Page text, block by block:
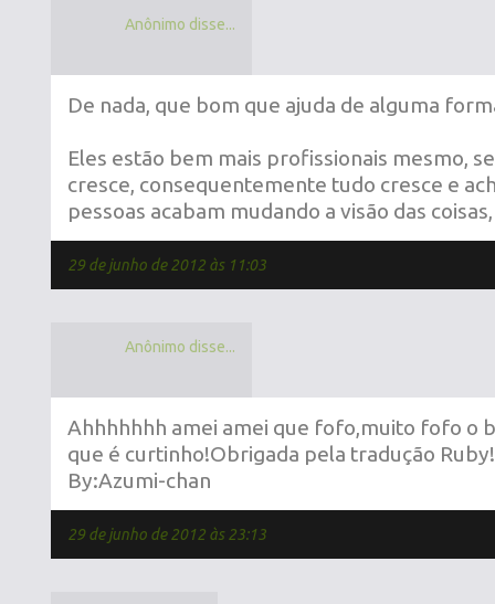
Anônimo disse...
De nada, que bom que ajuda de alguma
Eles estão bem mais profissionais mesmo,
cresce, consequentemente tudo cresce e
pessoas acabam mudando a visão das
29 de junho de 2012 às 11:03
Anônimo disse...
Ahhhhhhh amei amei que fofo,muito fofo o
que é curtinho!Obrigada pela tradução Ruby!
By:Azumi-chan
29 de junho de 2012 às 23:13